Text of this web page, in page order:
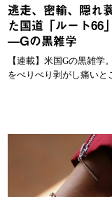
逃走、密輸、隠れ
た国道「ルート66
—Gの黒雑学
【連載】米国Gの黒雑
をぺりぺり剥がし痛いと